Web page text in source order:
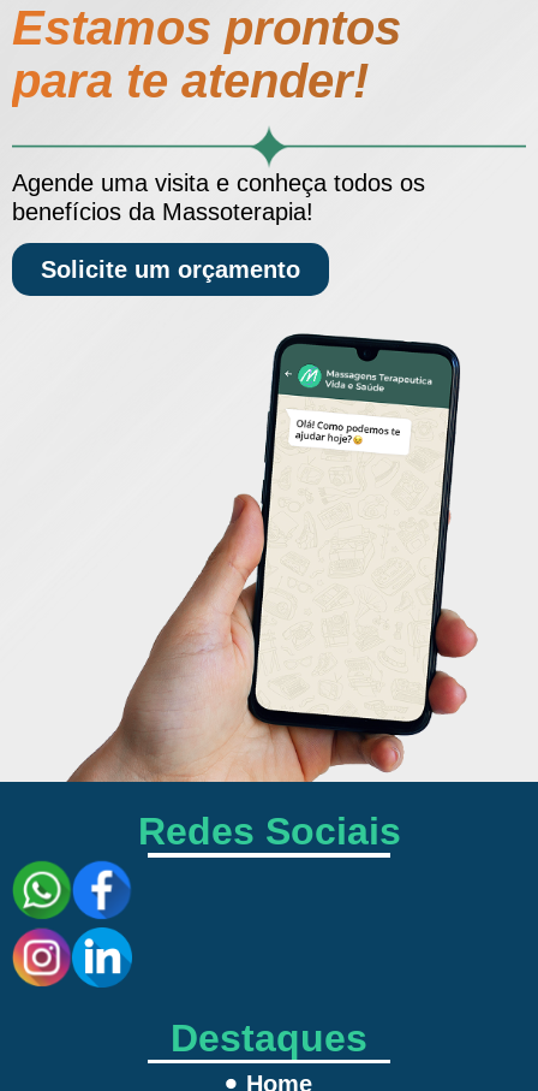
Estamos prontos
para te atender!
Agende uma visita e conheça todos os
benefícios da Massoterapia!
Solicite um orçamento
Redes Sociais
Destaques
Home